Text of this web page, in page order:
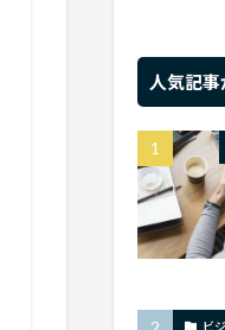
人気記
ビ